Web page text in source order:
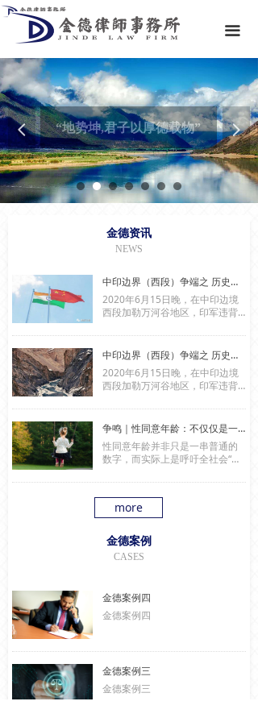
끀
首页
关于金德
专业领域
专业团队
金德资讯
金德文库
“地势坤,君子以厚德载物”
넳 넲
金德资讯
NEWS
more
金德案例
CASES
金德案例四
金德案例四
金德案例三
金德案例三
中印边界（西段）争端之 历史与法律考察（下）
2020年6月15日晚，在中印边境
西段加勒万河谷地区，印军违背
动，蓄意对中国军人发动挑衅攻
击，引发双方激烈肢体冲突，造
成人员伤亡。此事件发生后，也
引发了中印双方国民和国际社会
对中印边境西段局势和中印边界
争端进行考察，探索中印边界西
段争端的历史脉络和法律争点。
中印边界（西段）争端之 历史与法律考察（上）
2020年6月15日晚，在中印边境
西段加勒万河谷地区，印军违背
动，蓄意对中国军人发动挑衅攻
击，引发双方激烈肢体冲突，造
成人员伤亡。此事件发生后，也
引发了中印双方国民和国际社会
对中印边境西段局势和中印边界
争端进行考察，探索中印边界西
段争端的历史脉络和法律争点。
争鸣｜性同意年龄：不仅仅是一串数字
性同意年龄并非只是一串普通的
数字，而实际上是呼吁全社会“认
保障问题，不仅是一个综合性的
社会问题，而且需要全社会进行
全方位的努力。